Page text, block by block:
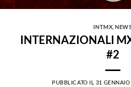
INTMX ,
INTERNAZIONALI
#2
PUBBLICATO IL 31